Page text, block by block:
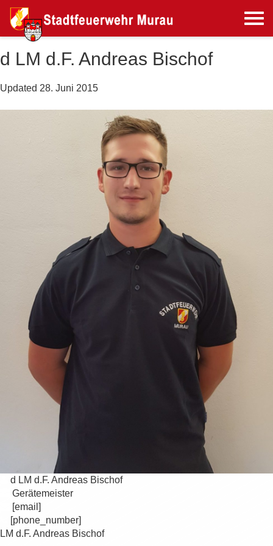
d LM d.F. Andreas Bischof
Updated 28. Juni 2015
d LM d.F. Andreas Bischof
Gerätemeister
[email]
[phone_number]
LM d.F. Andreas Bischof